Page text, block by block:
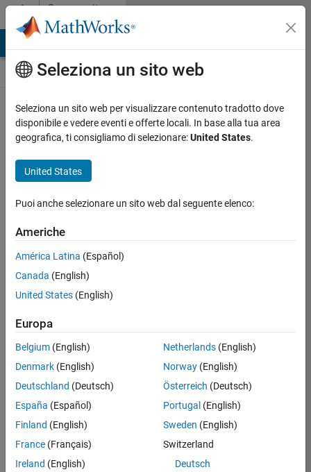
Vai al contenutoCommunity
Contests
Create and remix
entries are only
available on
desktop
Back to Gallery
Jaehrig
/
Base64
Encode
d
Rainbo
w ☺
Seleziona un sito web
Seleziona un sito web per visualizzare contenuto tradotto dove
disponibile e vedere eventi e offerte locali. In base alla tua area
geografica, ti consigliamo di selezionare:United States.
United States
Puoi anche selezionare un sito web dal seguente elenco:
Americhe
América Latina (Español)
Canada (English)
United States (English)
Europa
Belgium (English)
Denmark (English)
Deutschland (Deutsch)
España (Español)
Finland (English)
France (Français)
Ireland (English)
Netherlands(English)
Norway(English)
Österreich (Deutsch)
Portugal (English)
Sweden (English)
Switzerland
Deutsch